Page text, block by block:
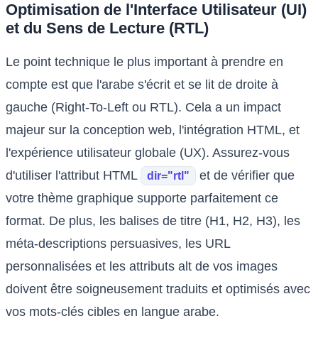
Optimisation de l'Interface Utilisateur (UI)
et du Sens de Lecture (RTL)
Le point technique le plus important à prendre en
compte est que l'arabe s'écrit et se lit de droite à
gauche (Right-To-Left ou RTL). Cela a un impact
majeur sur la conception web, l'intégration HTML, et
l'expérience utilisateur globale (UX). Assurez-vous
d'utiliser l'attribut HTML
dir="rtl"
et de vérifier que
votre thème graphique supporte parfaitement ce
format. De plus, les balises de titre (H1, H2, H3), les
méta-descriptions persuasives, les URL
personnalisées et les attributs alt de vos images
doivent être soigneusement traduits et optimisés avec
vos mots-clés cibles en langue arabe.